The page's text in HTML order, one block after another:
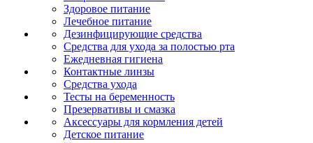
Здоровое питание
Лечебное питание
Дезинфицирующие средства
Средства для ухода за полостью рта
Ежедневная гигиена
Контактные линзы
Средства ухода
Тесты на беременность
Презервативы и смазка
Аксессуары для кормления детей
Детское питание